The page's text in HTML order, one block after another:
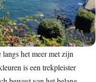
langs het meer met zijn
is een trekpleister